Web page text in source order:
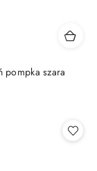
pompka szara